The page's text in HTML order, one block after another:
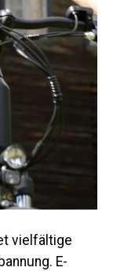
vielfältige
E-